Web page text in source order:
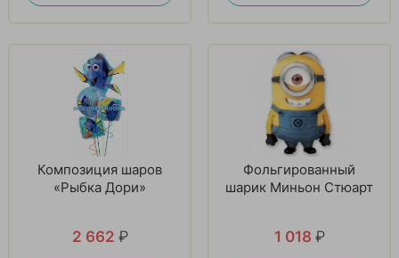
Композиция шаров
«Рыбка Дори»
2 662 ₽
Фольгированный
шарик Миньон Стюарт
1 018 ₽